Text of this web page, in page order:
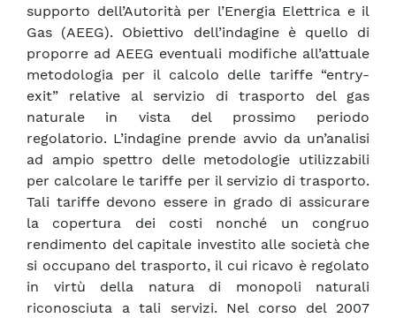
supporto dell’Autorità per l’Energia Elettrica e il
Gas (AEEG). Obiettivo dell’indagine è quello di
proporre ad AEEG eventuali modifiche all’attuale
metodologia per il calcolo delle tariffe “entry-
exit” relative al servizio di trasporto del gas
naturale in vista del prossimo periodo
regolatorio. L’indagine prende avvio da un’analisi
ad ampio spettro delle metodologie utilizzabili
per calcolare le tariffe per il servizio di trasporto.
Tali tariffe devono essere in grado di assicurare
la copertura dei costi nonché un congruo
rendimento del capitale investito alle società che
si occupano del trasporto, il cui ricavo è regolato
in virtù della natura di monopoli naturali
riconosciuta a tali servizi. Nel corso del 2007